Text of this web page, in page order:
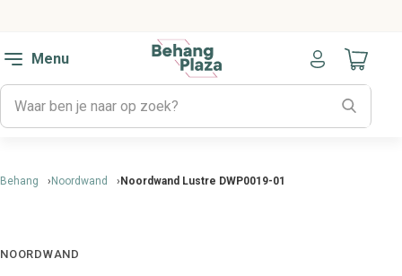
Menu
Naar
Behang Noordwand Noordwand Lustre DWP0019-01
NOORDWAND